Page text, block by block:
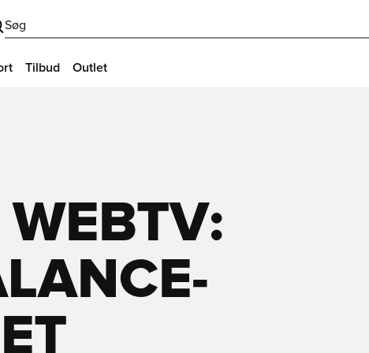
Søg
Tilbud Outlet